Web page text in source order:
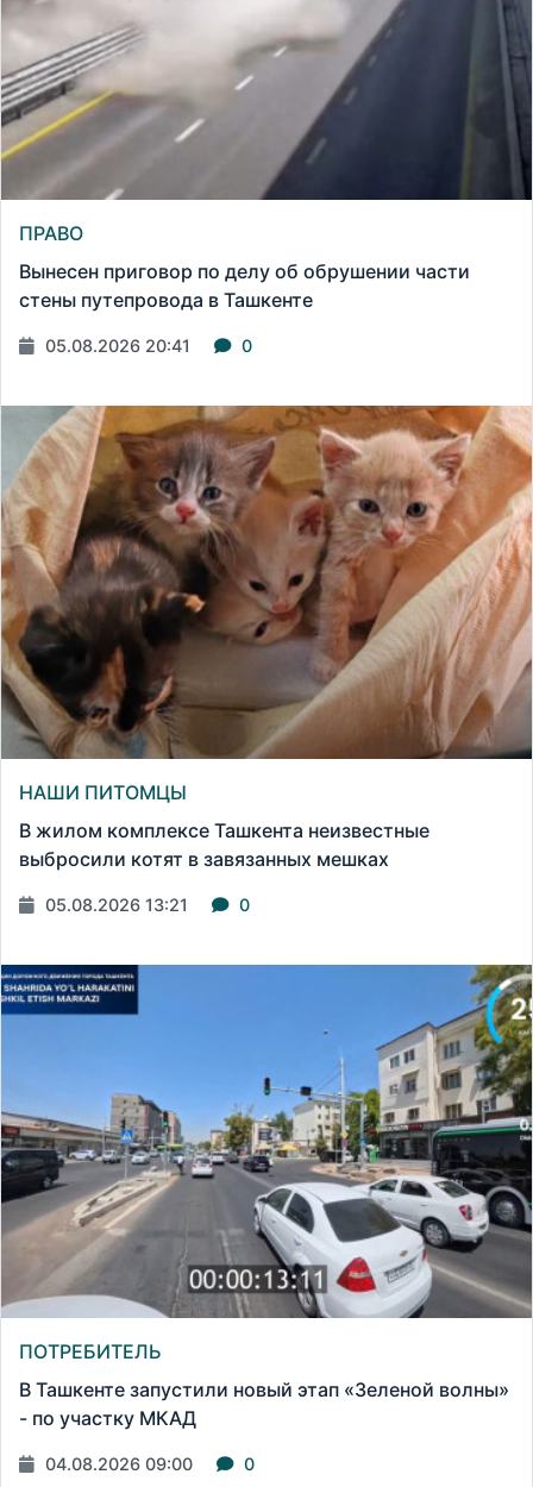
ПРАВО
Вынесен приговор по делу об обрушении части
стены путепровода в Ташкенте
05.08.2026 20:41 0
НАШИ ПИТОМЦЫ
В жилом комплексе Ташкента неизвестные
выбросили котят в завязанных мешках
05.08.2026 13:21 0
ПОТРЕБИТЕЛЬ
В Ташкенте запустили новый этап «Зеленой волны»
- по участку МКАД
04.08.2026 09:00 0